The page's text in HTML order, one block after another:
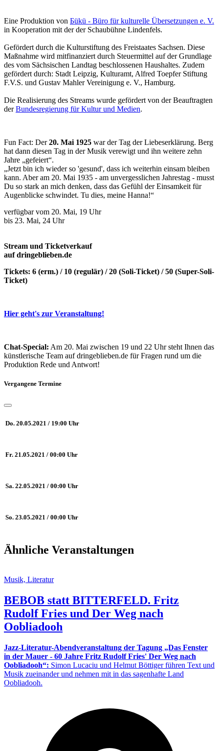
Eine Produktion von Бükü - Büro für kulturelle Übersetzungen e. V.
in Kooperation mit der der Schaubühne Lindenfels.
Gefördert durch die Kulturstiftung des Freistaates Sachsen. Diese
Maßnahme wird mitfinanziert durch Steuermittel auf der Grundlage
des vom Sächsischen Landtag beschlossenen Haushaltes. Zudem
gefördert durch: Stadt Leipzig, Kulturamt, Alfred Toepfer Stiftung
F.V.S. und Gustav Mahler Vereinigung e. V., Hamburg.
Die Realisierung des Streams wurde gefördert von der Beauftragten
derBundesregierung für Kultur und Medien.
Fun Fact: Der20. Mai 1925 war der Tag der Liebeserklärung. Berg
hat dann diesen Tag in der Musik verewigt und ihn weitere zehn
Jahre „gefeiert“.
„Jetzt bin ich wieder so 'gesund', dass ich weiterhin einsam bleiben
kann. Aber am 20. Mai 1935 - am unvergesslichen Jahrestag - musst
Du so stark an mich denken, dass das Gefühl der Einsamkeit für
Augenblicke schwindet. Tu dies, meine Hanna!“
verfügbar vom 20. Mai, 19 Uhr
bis 23. Mai, 24 Uhr
Stream und Ticketverkauf
auf dringeblieben.de
Tickets: 6 (erm.) / 10 (regulär) / 20 (Soli-Ticket) / 50 (Super-Soli-
Ticket)
Hier geht's zur Veranstaltung!
Chat-Special: Am 20. Mai zwischen 19 und 22 Uhr steht Ihnen das
künstlerische Team auf dringeblieben.de für Fragen rund um die
Produktion Rede und Antwort!
Vergangene Termine
Do. 20.05.2021 / 19:00 Uhr
Fr. 21.05.2021 / 00:00 Uhr
Sa. 22.05.2021 / 00:00 Uhr
So. 23.05.2021 / 00:00 Uhr
Ähnliche Veranstaltungen
Musik, Literatur
BEBOB statt BITTERFELD. Fritz
Rudolf Fries und Der Weg nach
Oobliadooh
Jazz-Literatur-Abendveranstaltung der Tagung „Das Fenster
in der Mauer - 60 Jahre Fritz Rudolf Fries' Der Weg nach
Oobliadooh“: Simon Lucaciu und Helmut Böttiger führen Text und
Musik zueinander und nehmen mit in das sagenhafte Land
Oobliadooh.